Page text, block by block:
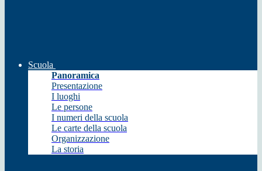
Scuola
Panoramica
Presentazione
I luoghi
Le persone
I numeri della scuola
Le carte della scuola
Organizzazione
La storia